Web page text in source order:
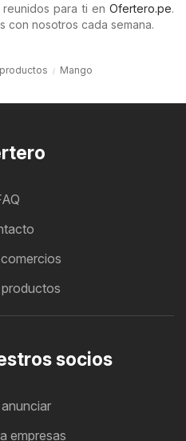
para ti en Ofertero.pe.
con nosotros cada semana.
Mango
socios
empresas